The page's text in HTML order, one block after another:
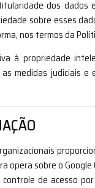
dos
sobre esses
nos termos da
à propriedade
medidas judiciais
sobre o
de acesso